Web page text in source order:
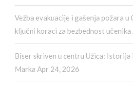
Vežba evakuacije i gašenja požara u
ključni koraci za bezbednost učenika
Biser skriven u centru Užica:
Marka Apr 24, 2026